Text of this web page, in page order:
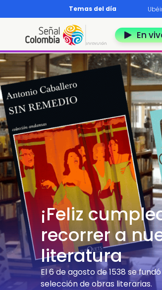
Pasar al contenido principal
Temas del día
Diccionario nariñense | Murió Leo Dan
En
¡Feliz
recorrer a
literatura
El 6 de agosto de 1538 se
selección de obras literarias.